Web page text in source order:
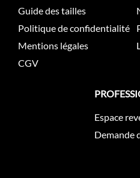
Guide des tailles
Politique de confidentialité
Mentions légales
CGV
Espace
Demande